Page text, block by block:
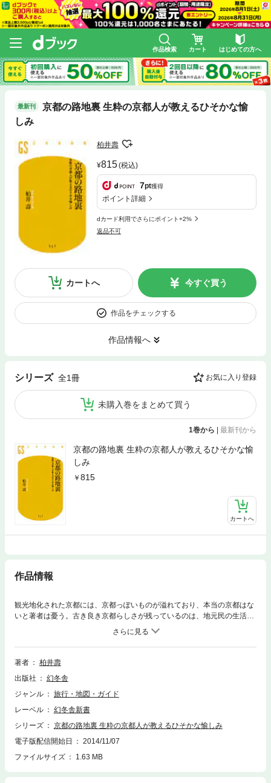
作品検索 カート はじめての方へ
最新刊
京都の路地裏 生粋の京都人が教えるひそかな愉
しみ
柏井壽
815(税込)
7pt獲得
ポイント詳細
dカード利用でさらにポイント+2%
返品不可
カートへ 今すぐ買う
作品をチェックする
作品情報へ
シリーズ 全1冊 お気に入り登録
未購入巻をまとめて買う
1巻から 最新刊から
京都の路地裏 生粋の京都人が教えるひそかな愉
しみ
815
カートへ
作品情報
観光地化された京都には、京都っぽいものが溢れており、本当の京都はな
いと著者は憂う。古き良き京都らしさが残っているのは、地元民の生活感
が漂う、大通りから一本入った路地裏の細道。そこを歩けば、地元民が参
拝に通う小さな寺社や、昔からの言い伝えが残る不思議スポット、多店舗
展開しない漬物の老舗、一子相伝の和菓子屋、舞妓さんが通う洋食屋、京
風料理ではなく本当の京料理を出す和食店……に出会える。京都に生まれ
き情報を紹介。
著者
柏井壽
出版社
幻冬舎
ジャンル
旅行・地図・ガイド
レーベル
幻冬舎新書
シリーズ
京都の路地裏 生粋の京都人が教えるひそかな愉しみ
電子版配信開始日
2014/11/07
ファイルサイズ
1.63 MB